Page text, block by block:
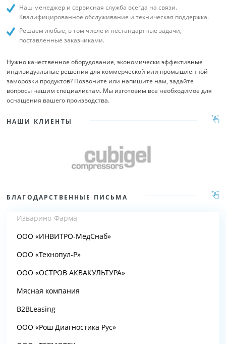
Наш менеджер и сервисная служба всегда на связи.
Квалифицированное обслуживание и техническая поддержка.
Решаем любые, в том числе и нестандартные задачи,
поставленные заказчиками.
Нужно качественное оборудование, экономически эффективные
индивидуальные решения для коммерческой или промышленной
заморозки продуктов? Позвоните или напишите нам, задайте
вопросы нашим специалистам. Мы изготовим все необходимое для
оснащения вашего производства.
НАШИ КЛИЕНТЫ
БЛАГОДАРСТВЕННЫЕ ПИСЬМА
Изварино-Фарма
ООО «ИНВИТРО-МедСнаб»
ООО «Технопул-Р»
ООО «ОСТРОВ АКВАКУЛЬТУРА»
Мясная компания
B2BLeasing
ООО «Рош Диагностика Рус»